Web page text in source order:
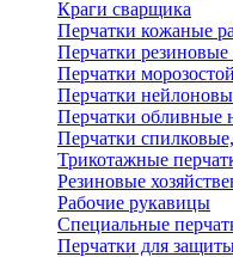
Краги сварщика
Перчатки кожаные
Перчатки
Перчатки
Перчатки
Перчатки обливные
Перчатки
Трикотажные
Резиновые
Рабочие рукавицы
Специальные
Перчатки для